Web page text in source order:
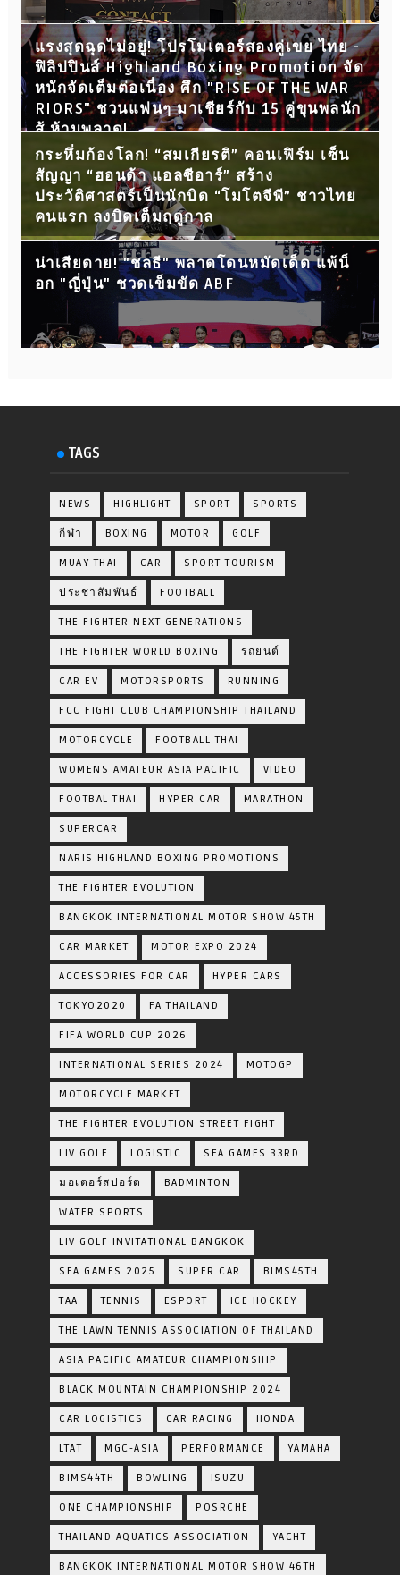
แรงสุดฉุดไม่อยู่! โปรโมเตอร์สองคู่เขย ไทย -
ฟิลิปปินส์ Highland Boxing Promotion จัด
หนักจัดเต็มต่อเนื่อง ศึก "RISE OF THE WAR
RIORS" ชวนแฟนๆ มาเชียร์กับ 15 คู่ขุนพลนัก
สู้ ห้ามพลาด!
กระหึ่มก้องโลก! “สมเกียรติ” คอนเฟิร์ม เซ็น
สัญญา “ฮอนด้า แอลซีอาร์” สร้าง
ประวัติศาสตร์เป็นนักบิด “โมโตจีพี” ชาวไทย
คนแรก ลงบิดเต็มฤดูกาล
น่าเสียดาย! "ชลธี" พลาดโดนหมัดเด็ด แพ้น็
อก "ญี่ปุ่น" ชวดเข็มขัด ABF
TAGS
NEWS HIGHLIGHT SPORT SPORTS
กีฬา BOXING MOTOR GOLF
MUAY THAI CAR SPORT TOURISM
ประชาสัมพันธ์ FOOTBALL
THE FIGHTER NEXT GENERATIONS
THE FIGHTER WORLD BOXING รถยนต์
CAR EV MOTORSPORTS RUNNING
FCC FIGHT CLUB CHAMPIONSHIP THAILAND
MOTORCYCLE FOOTBALL THAI
WOMENS AMATEUR ASIA PACIFIC VIDEO
FOOTBAL THAI HYPER CAR MARATHON
SUPERCAR
NARIS HIGHLAND BOXING PROMOTIONS
THE FIGHTER EVOLUTION
BANGKOK INTERNATIONAL MOTOR SHOW 45TH
CAR MARKET MOTOR EXPO 2024
ACCESSORIES FOR CAR HYPER CARS
TOKYO2020 FA THAILAND
FIFA WORLD CUP 2026
INTERNATIONAL SERIES 2024 MOTOGP
MOTORCYCLE MARKET
THE FIGHTER EVOLUTION STREET FIGHT
LIV GOLF LOGISTIC SEA GAMES 33RD
มอเตอร์สปอร์ต BADMINTON
WATER SPORTS
LIV GOLF INVITATIONAL BANGKOK
SEA GAMES 2025 SUPER CAR BIMS45TH
TAA TENNIS ESPORT ICE HOCKEY
THE LAWN TENNIS ASSOCIATION OF THAILAND
ASIA PACIFIC AMATEUR CHAMPIONSHIP
BLACK MOUNTAIN CHAMPIONSHIP 2024
CAR LOGISTICS CAR RACING HONDA
LTAT MGC-ASIA PERFORMANCE YAMAHA
BIMS44TH BOWLING ISUZU
ONE CHAMPIONSHIP POSRCHE
THAILAND AQUATICS ASSOCIATION YACHT
BANGKOK INTERNATIONAL MOTOR SHOW 46TH